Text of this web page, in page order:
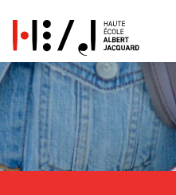
Que cherches-tu?